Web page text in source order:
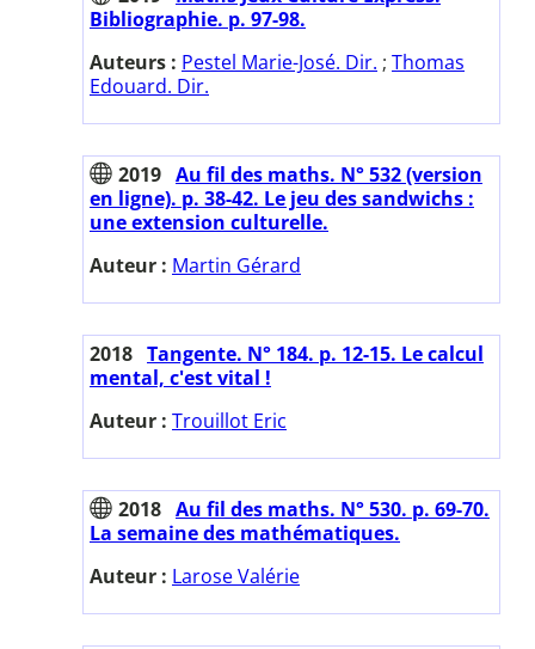
Bibliographie. p. 97-98.
Auteurs : Pestel Marie-José. Dir. ; Thomas
Edouard. Dir.
2019 Au fil des maths. N° 532 (version
en ligne). p. 38-42. Le jeu des sandwichs :
une extension culturelle.
Auteur : Martin Gérard
2018 Tangente. N° 184. p. 12-15. Le calcul
mental, c'est vital !
Auteur : Trouillot Eric
2018 Au fil des maths. N° 530. p. 69-70.
La semaine des mathématiques.
Auteur : Larose Valérie